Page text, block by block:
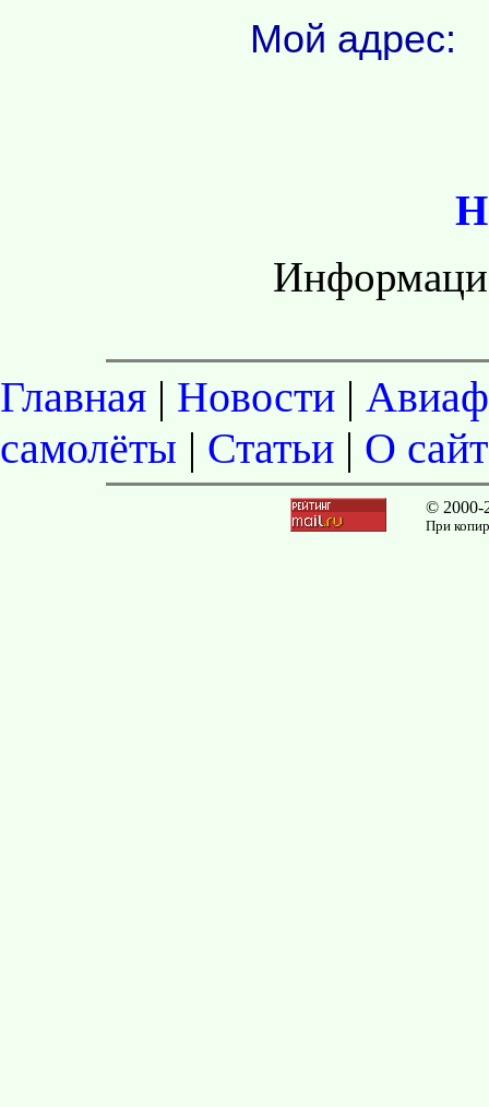
Мой адрес:
Н
Главная | Новости |
самолёты | Статьи | О
© 2000-
При